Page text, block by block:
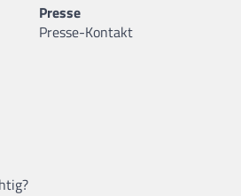
Presse
Presse-Kontakt